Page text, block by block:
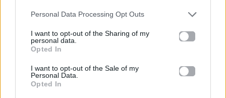
Personal Data Processing Opt Outs
I want to opt-out of the Sharing of my
personal data.
Opted In
I want to opt-out of the Sale of my
Personal Data.
Opted In
Μοιράσου αυτό το άρθρο